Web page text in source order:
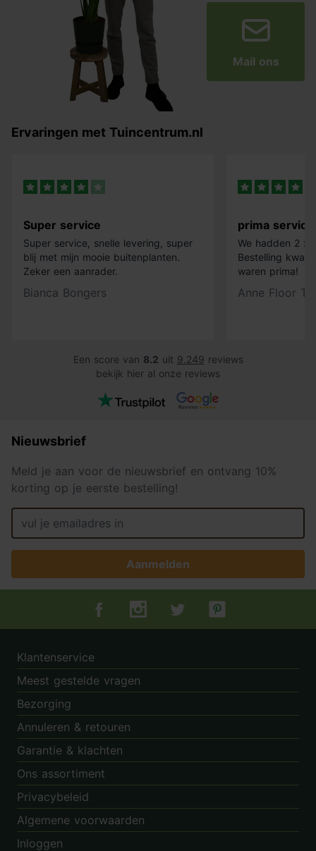
Mail ons
Ervaringen met Tuincentrum.nl
Super service
Super service, snelle levering, super
blij met mijn mooie buitenplanten.
Zeker een aanrader.
Bianca Bongers
prima service
We hadden 2 x
Bestelling
waren prima!
Anne Floor
Een score van 8.2 uit 9.249 reviews
bekijk hier al onze reviews
Nieuwsbrief
Meld je aan voor de nieuwsbrief en ontvang 10%
korting op je eerste bestelling!
Aanmelden
Tuincentrum.nl op Facebook
Tuincentrum.nl op Instagram
Tuincentrum.nl op Twitter
Tuincentrum.nl op
Klantenservice
Meest gestelde vragen
Bezorging
Annuleren & retouren
Garantie & klachten
Ons assortiment
Privacybeleid
Algemene voorwaarden
Inloggen